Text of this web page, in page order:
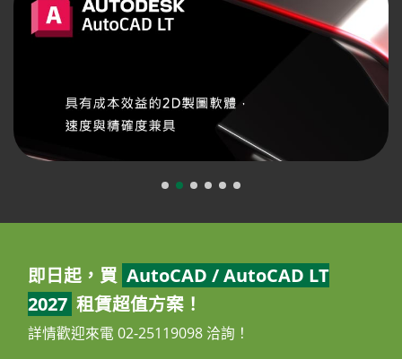
即日起，買 AutoCAD / AutoCAD LT
2027 租賃超值方案！
詳情歡迎來電 02-25119098 洽詢！